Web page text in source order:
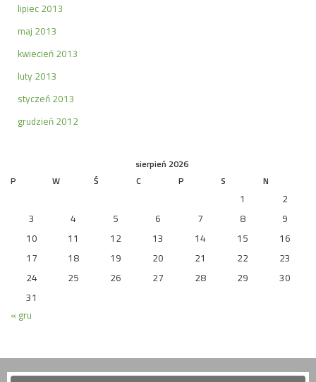
lipiec 2013
maj 2013
kwiecień 2013
luty 2013
styczeń 2013
grudzień 2012
sierpień 2026
P
W Ś C P S N
1
2
3
4 5 6 7 8
9
10
11 12 13 14 15
16
17
18 19 20 21 22
23
24
25 26 27 28 29
30
31
« gru